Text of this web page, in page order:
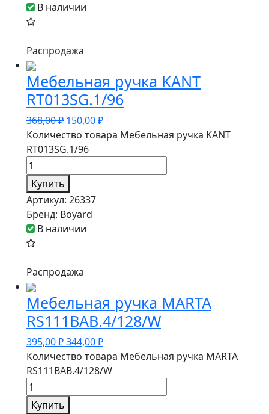
В наличии
Распродажа
Мебельная ручка KANT
RT013SG.1/96
368,00₽ 150,00₽
Количество товара Мебельная ручка KANT
RT013SG.1/96
Купить
Артикул: 26337
Бренд: Boyard
В наличии
Распродажа
Мебельная ручка MARTA
RS111BAB.4/128/W
395,00₽344,00₽
Количество товара Мебельная ручка MARTA
RS111BAB.4/128/W
Купить